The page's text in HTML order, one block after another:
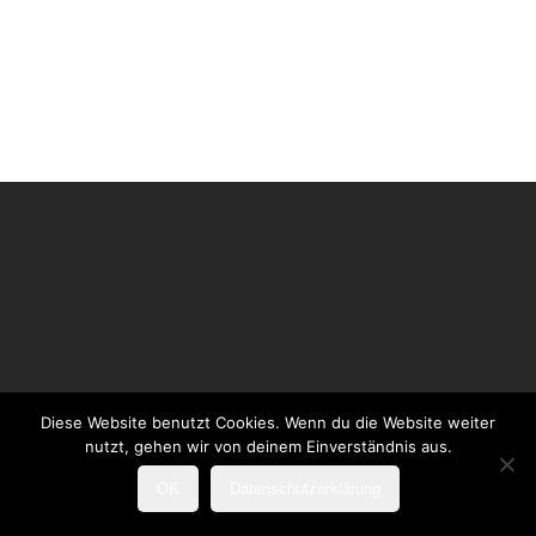
Photos by Foto Sandra Reines
Diese Website benutzt Cookies. Wenn du die Website weiter
nutzt, gehen wir von deinem Einverständnis aus.